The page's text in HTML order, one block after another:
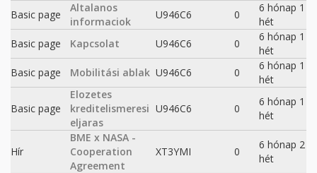
Basic page
Altalanos
informaciok
U946C6 0
6 hónap 1
hét
Basic page
Kapcsolat U946C6 0
6 hónap 1
hét
Basic page
Mobilitási ablak U946C6 0
6 hónap 1
hét
Basic page
Elozetes
kreditelismeresi
eljaras
U946C6 0
6 hónap 1
hét
Hír
BME x NASA -
Cooperation
Agreement
XT3YMI 0
6 hónap 2
hét